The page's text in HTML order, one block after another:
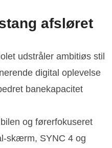
afsløret
udstråler ambitiøs stil
digital oplevelse
banekapacitet
og førerfokuseret
skærm, SYNC 4 og